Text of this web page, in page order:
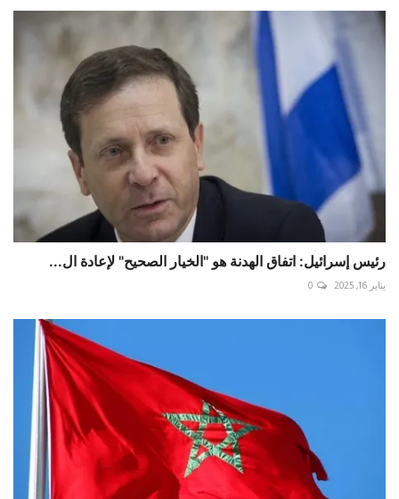
رئيس إسرائيل: اتفاق الهدنة هو "الخيار الصحيح" لإعادة ال...
يناير 16, 2025 0